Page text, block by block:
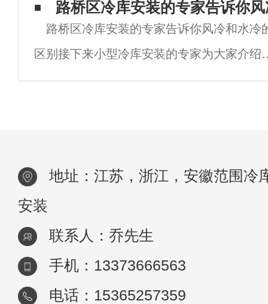
平
这主要是由于蒸发器表面霜层过厚或积尘过
冷库蒸发器的表面温度大多低于0℃，而库
路桥区冷库安装的专家告诉你
路桥区冷库安装的专家告诉你风冷和水冷
区别接下来小型冷库安装的专家为大家介绍
下，希望对大家能有所帮助。区别如下：1.
地址：江苏，浙江，安徽范围冷
安装
联系人：乔先生
手机：13373666563
电话：15365257359